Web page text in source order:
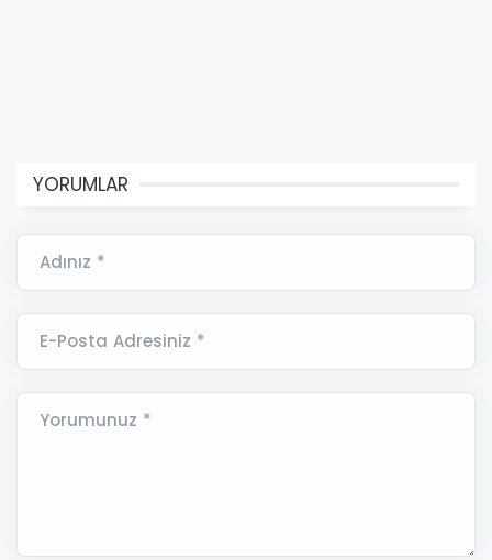
YORUMLAR
Adınız *
E-Posta Adresiniz *
Yorumunuz *